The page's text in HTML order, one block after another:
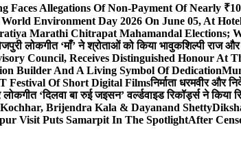
Faces Allegations Of Non-Payment Of Nearly
Environment Day 2026 On June 05, At
Marathi Chitrapat Mahamandal Elections;
लोकगीत ‘माँ’ ने श्रोताओं को किया भावुकशिल्पी राज और
Council, Receives Distinguished Honour At
Builder And A Living Symbol Of Dedication
Festival Of Short Digital Filmsनिर्माता धरमवीर और
‘दिलवा बा रुई जइसन’ वर्ल्डवाइड रिकॉर्ड्स ने किया
Brijendra Kala & Dayanand Shetty
Visit Puts Samarpit In The SpotlightAfter